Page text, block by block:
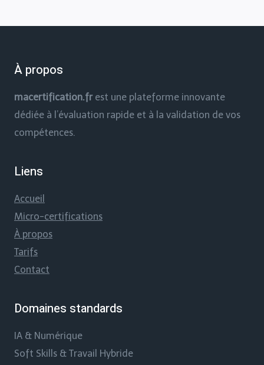
À propos
macertification.frest une plateforme innovante
dédiée à l’évaluation rapide et à la validation de vos
compétences.
Liens
Accueil
Micro-certifications
À propos
Tarifs
Contact
Domaines standards
IA & Numérique
Soft Skills & Travail Hybride